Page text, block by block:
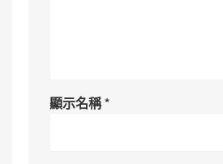
顯示名稱*